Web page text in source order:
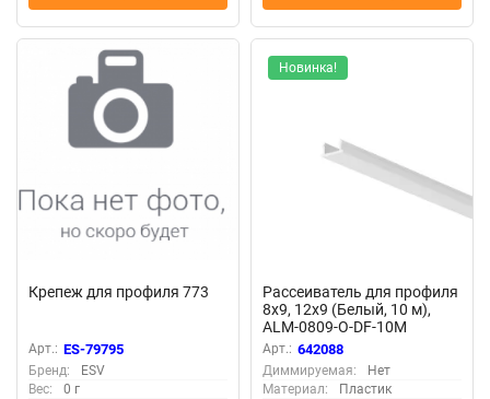
Крепеж для профиля 773
Арт.: ES-79795
Бренд:
ESV
Вес:
0 г
Новинка!
Рассеиватель для профиля
8x9, 12x9 (Белый, 10 м),
ALM-0809-O-DF-10M
642088 (Белый) 642088
Арт.: 642088
Диммируемая:
Нет
Материал:
Пластик